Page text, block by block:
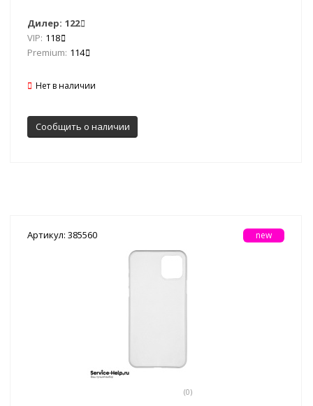
Дилер: 122
VIP: 118
Premium: 114
Нет в наличии
Сообщить о наличии
Артикул: 385560
(0)
new